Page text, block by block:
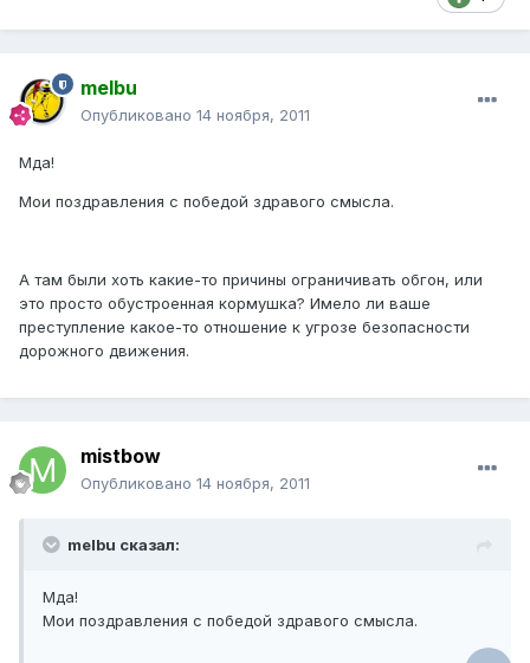
melbu
Опубликовано 14 ноября, 2011
Мда!
Мои поздравления с победой здравого смысла.
А там были хоть какие-то причины ограничивать обгон, или
это просто обустроенная кормушка? Имело ли ваше
преступление какое-то отношение к угрозе безопасности
дорожного движения.
mistbow
Опубликовано 14 ноября, 2011
melbu сказал:
Мда!
Мои поздравления с победой здравого смысла.